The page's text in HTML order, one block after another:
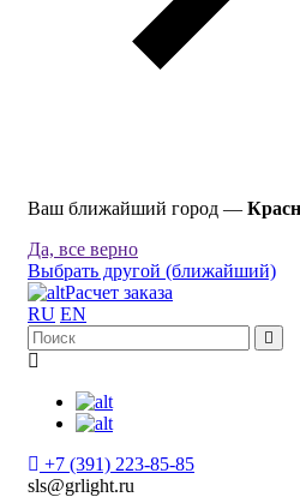
Ваш ближайший город —
Да, все верно
Выбрать другой (ближайший)
Расчет заказа
RU EN
+7 (391) 223-85-85
sls@grlight.ru